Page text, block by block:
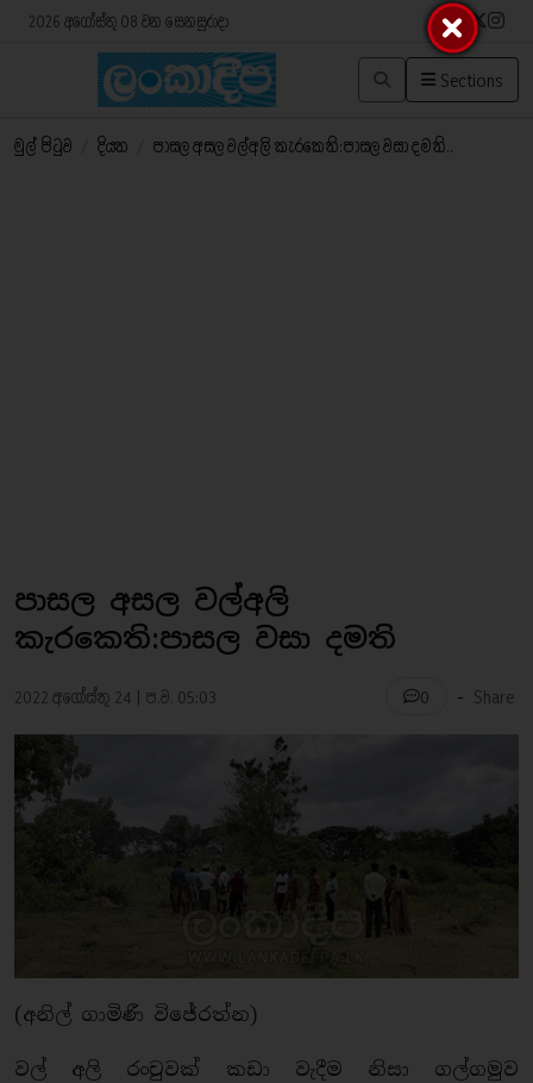
2026 අගෝස්තු 08 වන සෙනසුරාදා
Sections
මුල් පිටුව දියත පාසල අසල වල්අලි කැරකෙති:පාසල වසා දමති..
පාසල අසල වල්අලි
කැරකෙති:පාසල වසා දමති
2022 අගෝස්තු 24 | ප.ව. 05:03 0 - Share
(අනිල් ගාමිණී විජේරත්න)
වල් අලි රංචුවක් කඩා වැදීම නිසා ගල්ගමුව